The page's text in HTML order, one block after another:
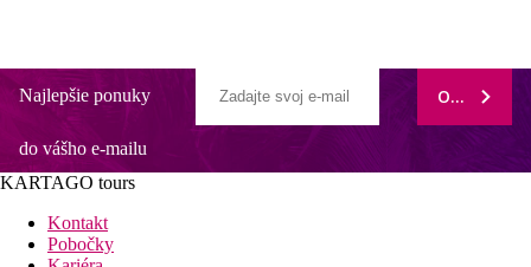
Najlepšie ponuky
do vášho e-mailu
ODOBERAŤ
KARTAGO tours
Kontakt
Pobočky